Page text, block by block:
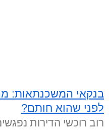
בנקאי המשכנתאות:
לפני שהוא חותם?
רוב רוכשי הדירות